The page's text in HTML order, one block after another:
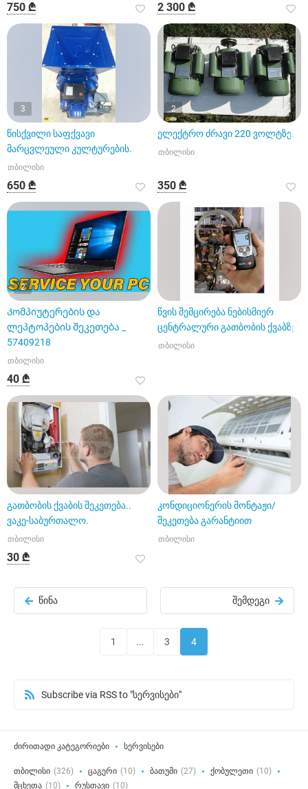
750 ₾ 2 300 ₾
3
წისქვილი საფქვავი
მარცვლეული კულტურების.
თბილისი
650 ₾
2
ელექტრო ძრავი 220 ვოლტზე.
თბილისი
350 ₾
2
Კომპიუტერების და
ლეპტოპების შეკეთება _
57409218
თბილისი
40 ₾
წვის შემცირება ნებისმიერ
ცენტრალური გათბობის ქვაბზე
თბილისი
გათბობის ქვაბის შეკეთება..
ვაკე-საბურთალო.
თბილისი
30 ₾
კონდიციონერის მონტაჟი/
შეკეთება გარანტიით
თბილისი
წინა შემდეგი
1 ... 3 4
Subscribe via RSS to "სერვისები"
ძირითადი კატეგორიები სერვისები
თბილისი (326) ცაგერი (10) ბათუმი (27) ქობულეთი (10)
მცხეთა (10) რუსთავი (10)